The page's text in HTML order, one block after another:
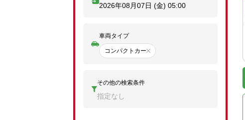
2026年08月07日 (金) 05:00
車両タイプ
コンパクトカー
その他の検索条件
指定なし